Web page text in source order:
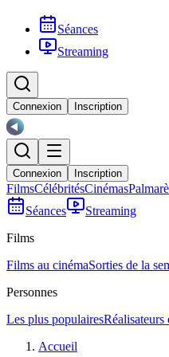
Séances
Streaming
Connexion Inscription
Connexion Inscription
FilmsCélébritésCinémas
Séances
Streaming
Films
Films au cinémaSorties de la
Personnes
Les plus populairesRéalisateurs
Accueil